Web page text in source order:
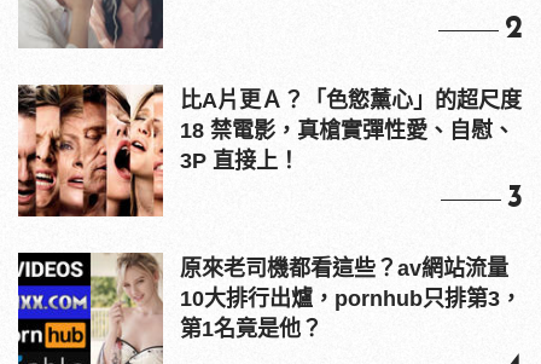
2
比A片更Ａ？「色慾薰心」的超尺度
18 禁電影，真槍實彈性愛、自慰、
3P 直接上！
3
原來老司機都看這些？av網站流量
10大排行出爐，pornhub只排第3，
第1名竟是他？